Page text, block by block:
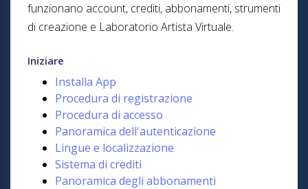
funzionano account, crediti, abbonamenti, strumenti
di creazione e Laboratorio Artista Virtuale.
Iniziare
Installa App
Procedura di registrazione
Procedura di accesso
Panoramica dell'autenticazione
Lingue e localizzazione
Sistema di crediti
Panoramica degli abbonamenti